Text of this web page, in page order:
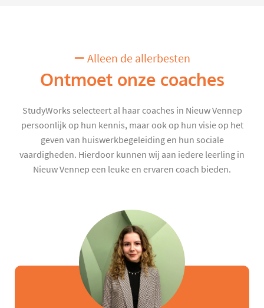
Alleen de allerbesten
Ontmoet onze coaches
StudyWorks selecteert al haar coaches in Nieuw Vennep
persoonlijk op hun kennis, maar ook op hun visie op het
geven van huiswerkbegeleiding en hun sociale
vaardigheden. Hierdoor kunnen wij aan iedere leerling in
Nieuw Vennep een leuke en ervaren coach bieden.